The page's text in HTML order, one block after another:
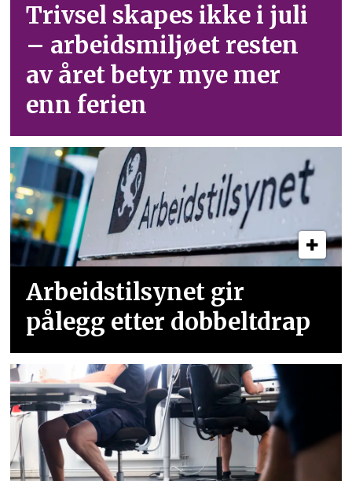
Trivsel skapes ikke i juli
– arbeid­smiljøet resten
av året betyr mye mer
enn ferien
Arbeidstilsynet gir
pålegg etter dobbeltdrap